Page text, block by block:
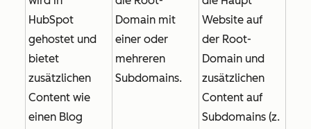
HubSpot
gehostet und
bietet
zusätzlichen
Content wie
einen Blog
Domain mit
einer oder
mehreren
Subdomains.
Website auf
der Root-
Domain und
zusätzlichen
Content auf
Subdomains (z.